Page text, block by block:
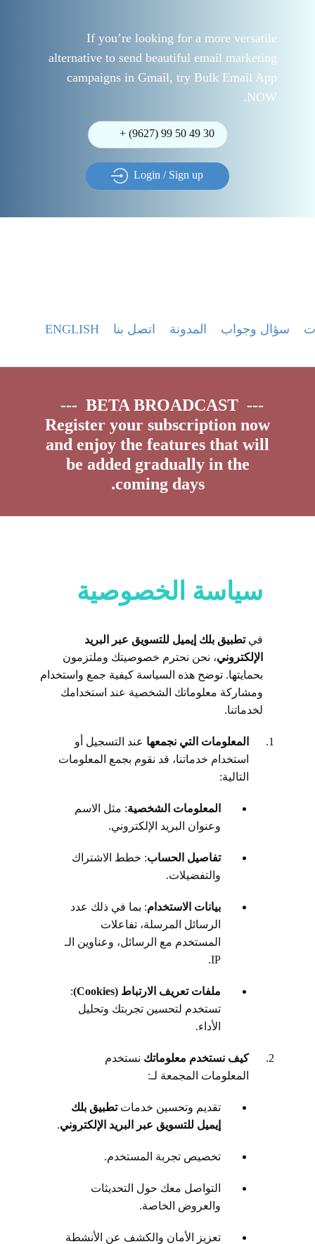
If you’re looking for a more versatile
alternative to send beautiful email marketing
campaigns in Gmail, try ​Bulk Email App
NOW.
+ (9627) 99 50 49 30
Login / Sign up
سؤال وجواب المدونة اتصل بنا ENGLISH
--- ​BETA BROADCAST ---
Register your subscription now
and enjoy the features that will
be added gradually in the
coming days.
سياسة الخصوصية
فيتطبيق بلك إيميل للتسويق عبر البريد
الإلكتروني، نحن نحترم خصوصيتك وملتزمون
بحمايتها. توضح هذه السياسة كيفية جمع واستخدام
ومشاركة معلوماتك الشخصية عند استخدامك
لخدماتنا.
المعلومات التي نجمعها عند التسجيل أو
استخدام خدماتنا، قد نقوم بجمع المعلومات
التالية:
المعلومات الشخصية: مثل الاسم
وعنوان البريد الإلكتروني.
تفاصيل الحساب: خطط الاشتراك
والتفضيلات.
بيانات الاستخدام: بما في ذلك عدد
الرسائل المرسلة، تفاعلات
المستخدم مع الرسائل، وعناوين الـ
IP.
ملفات تعريف الارتباط (Cookies)
:
تستخدم لتحسين تجربتك وتحليل
الأداء.
كيف نستخدم معلوماتك نستخدم
المعلومات المجمعة لـ:
تقديم وتحسين خدماتتطبيق بلك
إيميل للتسويق عبر البريد الإلكتروني.
تخصيص تجربة المستخدم.
التواصل معك حول التحديثات
والعروض الخاصة.
تعزيز الأمان والكشف عن الأنشطة